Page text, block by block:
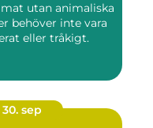
utan animaliska
behöver inte vara
eller tråkigt.
30. sep